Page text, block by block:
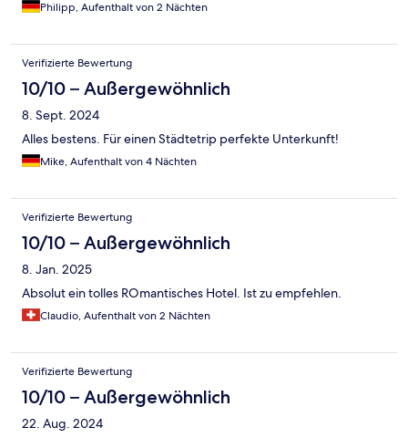
Philipp, Aufenthalt von 2 Nächten
Verifizierte Bewertung
10/10 – Außergewöhnlich
8. Sept. 2024
Alles bestens. Für einen Städtetrip perfekte Unterkunft!
Mike, Aufenthalt von 4 Nächten
Verifizierte Bewertung
10/10 – Außergewöhnlich
8. Jan. 2025
Absolut ein tolles ROmantisches Hotel. Ist zu empfehlen.
Claudio, Aufenthalt von 2 Nächten
Verifizierte Bewertung
10/10 – Außergewöhnlich
22. Aug. 2024